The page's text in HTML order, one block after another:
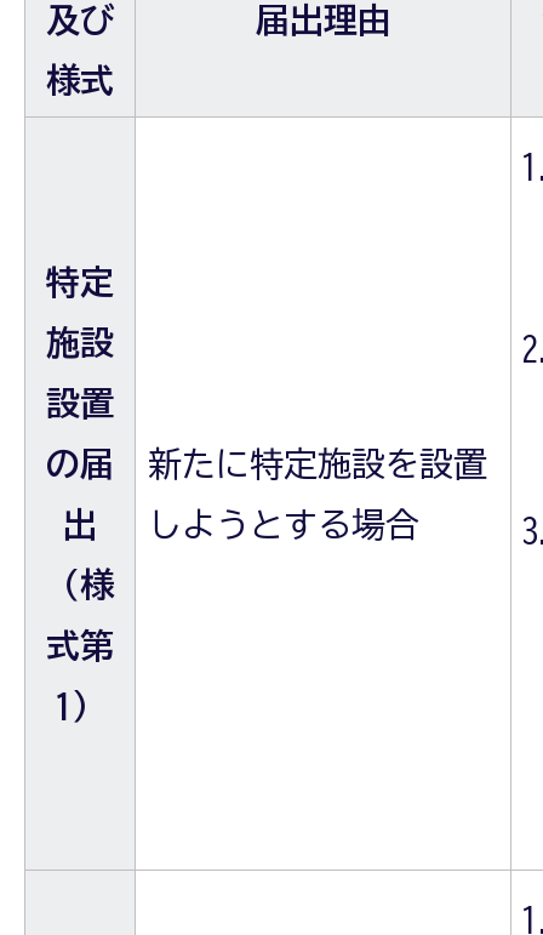
及び
様式
届出理由
特定
施設
設置
の届
出
（様
式第
1）
新たに特定施設を設置
しようとする場合